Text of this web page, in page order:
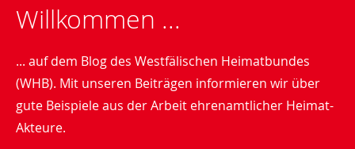
Willkommen ...
... auf dem Blog des Westfälischen Heimatbundes
(WHB). Mit unseren Beiträgen informieren wir über
gute Beispiele aus der Arbeit ehrenamtlicher Heimat-
Akteure.